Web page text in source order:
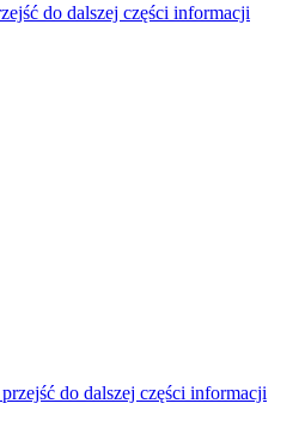
do dalszej części informacji
do dalszej części informacji